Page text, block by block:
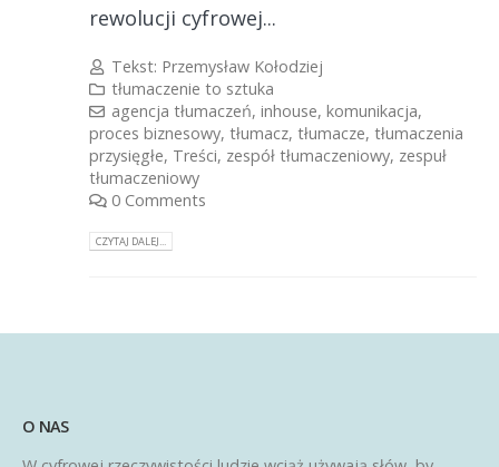
rewolucji cyfrowej...
Tekst: Przemysław Kołodziej
tłumaczenie to sztuka
agencja tłumaczeń,inhouse,komunikacja,
proces biznesowy, tłumacz, tłumacze, tłumaczenia
przysięgłe, Treści, zespół tłumaczeniowy, zespuł
tłumaczeniowy
0 Comments
CZYTAJ DALEJ...
O NAS